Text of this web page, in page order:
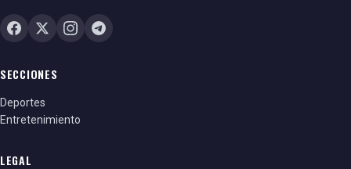
SECCIONES
Deportes
Entretenimiento
LEGAL